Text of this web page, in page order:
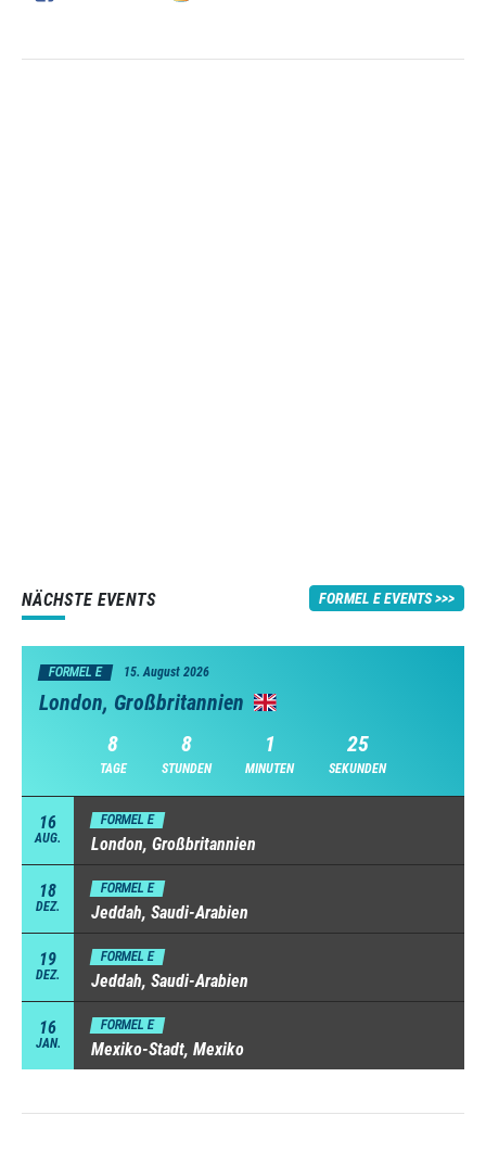
NÄCHSTE EVENTS FORMEL E EVENTS
FORMEL E 15. August 2026
London, Großbritannien
8
TAGE
8
STUNDEN
1
MINUTEN
24
SEKUNDEN
16
AUG.
FORMEL E
London, Großbritannien
18
DEZ.
FORMEL E
Jeddah, Saudi-Arabien
19
DEZ.
FORMEL E
Jeddah, Saudi-Arabien
16
JAN.
FORMEL E
Mexiko-Stadt, Mexiko